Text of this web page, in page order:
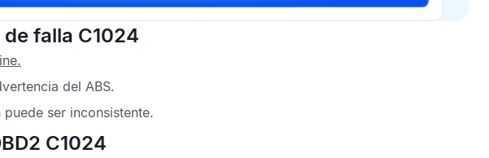
falla C1024
.
del ABS.
ser inconsistente.
C1024